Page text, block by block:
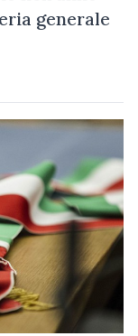
generale